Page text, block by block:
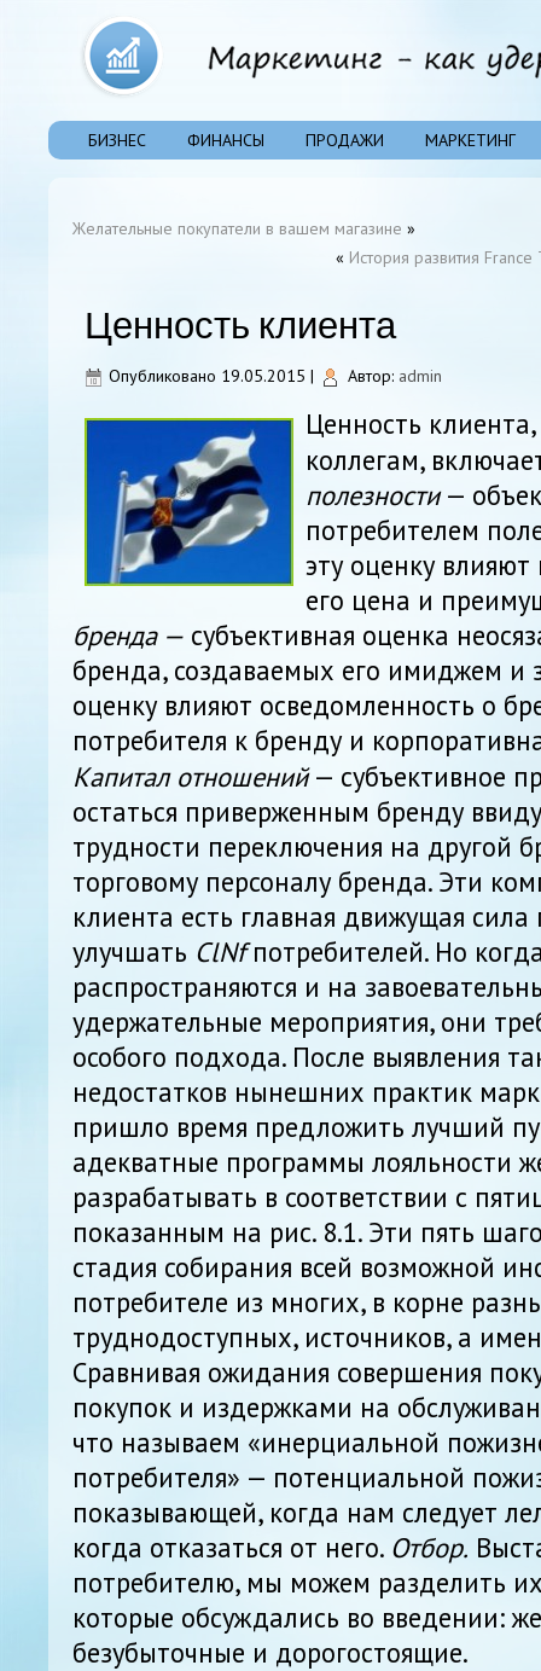
БИЗНЕС ФИНАНСЫ ПРОДАЖИ МАРКЕТИНГ
Желательные покупатели в вашем магазине »
« История развития
Ценность клиента
Опубликовано 19.05.2015 | Автор: admin
Ценность
коллегам,
полезности—
потребителем
эту оценку влияют
его цена и
бренда — субъективная оценка
бренда, создаваемых его имиджем и
оценку влияют осведомленность о
потребителя к брендуи
Капитал отношений— субъективное
остаться приверженным бренду
трудности переключения на другой
торговому персоналу бренда. Эти
клиента есть главная движущая
улучшать ClNfпотребителей. Но
распространяются и на
удержательные мероприятия, они
особого подхода. После выявления
недостатков нынешних практик
пришло время предложить лучший
адекватные программы лояльности
разрабатывать в соответствии с
показанным на рис. 8.1. Эти пять
стадия собирания всей возможной
потребителе из многих, в корне
труднодоступных, источников, а
Сравнивая ожидания совершения
покупок и издержками на
что называем «инерциальной
потребителя» — потенциальной
показывающей, когда нам следует
когда отказаться от него. Отбор.
потребителю, мы можем разделить
которые обсуждались во введении:
безубыточные и дорогостоящие.